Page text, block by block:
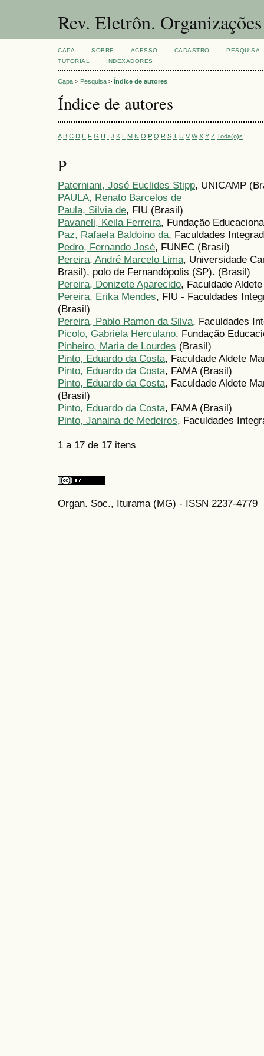
Rev. Eletrôn.
CAPA SOBRE ACESSO CADASTRO
PESQUISA
TUTORIAL
INDEXADORES
Capa > Pesquisa > Índice de autores
Índice de autores
A B C D E F G H I J K L M N O P Q R S T U V W X Y Z Toda(o)s
P
Paterniani, José Euclides Stipp, UNICAMP
PAULA, Renato Barcelos de
Paula, Silvia de, FIU (Brasil)
Pavaneli, Keila Ferreira, Fundação
Paz, Rafaela Baldoino da, Faculdades
Pedro, Fernando José, FUNEC (Brasil)
Pereira, André Marcelo Lima, Universidade
Brasil), polo de Fernandópolis (SP). (Brasil)
Pereira, Donizete Aparecido, Faculdade
Pereira, Erika Mendes, FIU - Faculdades
(Brasil)
Pereira, Pablo Ramon da Silva, Faculdades
Picolo, Gabriela Herculano, Fundação
Pinheiro, Maria de Lourdes (Brasil)
Pinto, Eduardo da Costa, Faculdade Aldete
Pinto, Eduardo da Costa, FAMA (Brasil)
Pinto, Eduardo da Costa, Faculdade Aldete
(Brasil)
Pinto, Eduardo da Costa, FAMA (Brasil)
Pinto, Janaina de Medeiros, Faculdades
1 a 17 de 17 itens
Organ. Soc., Iturama (MG) - ISSN 2237-4779